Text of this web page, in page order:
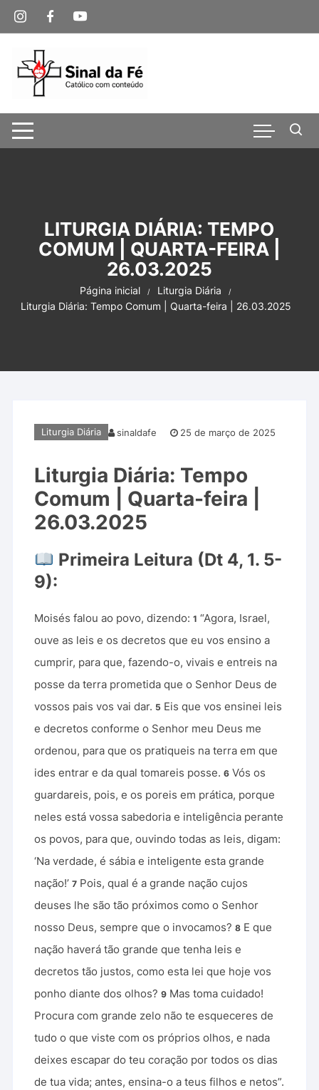
Pular
para
conteúdo
LITURGIA DIÁRIA: TEMPO
COMUM | QUARTA-FEIRA |
26.03.2025
Página inicial
Liturgia Diária
Liturgia Diária: Tempo Comum | Quarta-feira | 26.03.2025
Liturgia Diária sinaldafe 25 de março de 2025
Liturgia Diária: Tempo
Comum | Quarta-feira |
26.03.2025
Primeira Leitura (Dt 4, 1. 5-
9):
Moisés falou ao povo, dizendo:1 “Agora, Israel,
ouve as leis e os decretos que eu vos ensino a
cumprir, para que, fazendo-o, vivais e entreis na
posse da terra prometida que o Senhor Deus de
vossos pais vos vai dar. 5 Eis que vos ensinei leis
e decretos conforme o Senhor meu Deus me
ordenou, para que os pratiqueis na terra em que
ides entrar e da qual tomareis posse.6 Vós os
guardareis, pois, e os poreis em prática, porque
neles está vossa sabedoria e inteligência perante
os povos, para que, ouvindo todas as leis, digam:
‘Na verdade, é sábia e inteligente esta grande
nação!’7 Pois, qual é a grande nação cujos
deuses lhe são tão próximos como o Senhor
nosso Deus, sempre que o invocamos?8 E que
nação haverá tão grande que tenha leis e
decretos tão justos, como esta lei que hoje vos
ponho diante dos olhos?9 Mas toma cuidado!
Procura com grande zelo não te esqueceres de
tudo o que viste com os próprios olhos, e nada
deixes escapar do teu coração por todos os dias
de tua vida; antes, ensina-o a teus filhos e netos”.